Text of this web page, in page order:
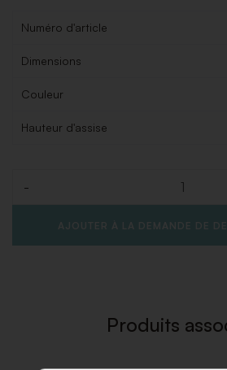
Numéro d'article
Dimensions
Couleur
Hauteur d'assise
-
AJOUTER À LA DEMANDE DE
Produits